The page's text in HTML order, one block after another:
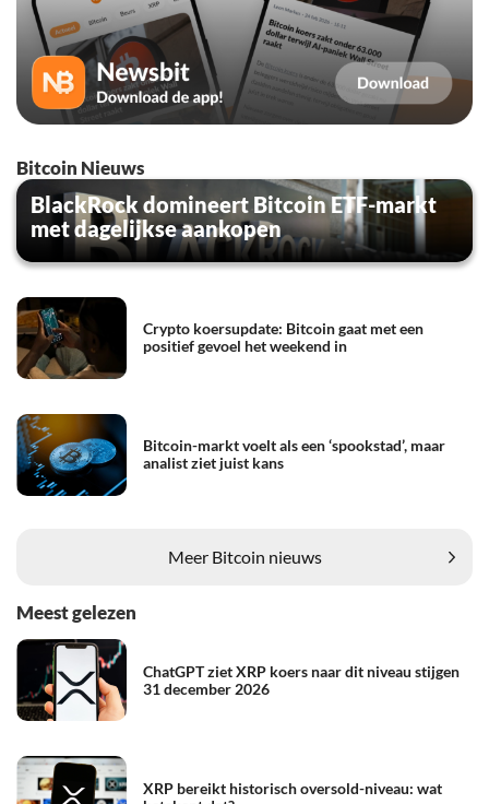
Bitcoin Nieuws
BlackRock domineert Bitcoin ETF-markt
met dagelijkse aankopen
Crypto koersupdate: Bitcoin gaat met een
positief gevoel het weekend in
Bitcoin-markt voelt als een ‘spookstad’, maar
analist ziet juist kans
Meer Bitcoin nieuws
Meest gelezen
ChatGPT ziet XRP koers naar dit niveau stijgen
31 december 2026
XRP bereikt historisch oversold-niveau: wat